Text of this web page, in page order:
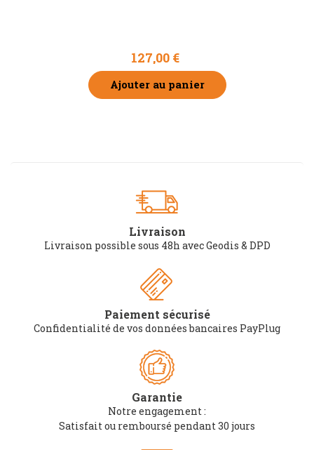
127,00 €
Ajouter au panier
Livraison
Livraison possible sous 48h avec Geodis & DPD
Paiement sécurisé
Confidentialité de vos données bancaires PayPlug
Garantie
Notre engagement :
Satisfait ou remboursé pendant 30 jours